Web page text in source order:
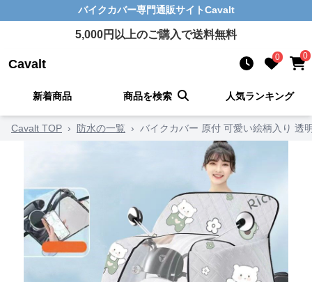
バイクカバー専門通販サイトCavalt
5,000円以上のご購入で送料無料
Cavalt 0 0
新着商品 商品を検索 人気ランキング
Cavalt TOP › 防水の一覧 › バイクカバー 原付 可愛い絵柄入り 透